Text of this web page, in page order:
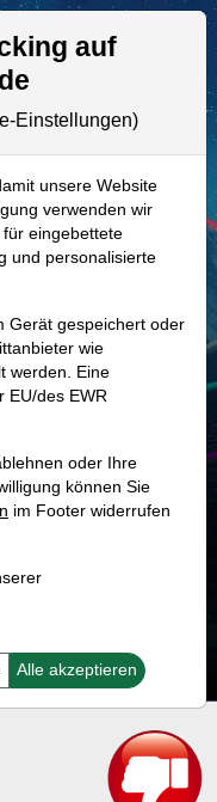
Aktien- und Artikelsuche
Parts Aktie
Mrd. USD
Mrd. USD
agierende Trader
auf
Einstellungen)
unsere Website
verwenden wir
eingebettete
und personalisierte
Gerät gespeichert oder
wie
werden. Eine
EU/des EWR
oder Ihre
können Sie
im Footer widerrufen
Alle akzeptieren